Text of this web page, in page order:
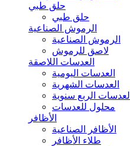
حلق طبي
حلق طبي
الرموش الصناعية
الرموش الصناعية
لاصق للرموش
العدسات اللاصقة
العدسات اليومية
العدسات الشهرية
العدسات الربع سنوية
محلول للعدسات
الأظافر
الأظافر الصناعية
طلاء الأظافر